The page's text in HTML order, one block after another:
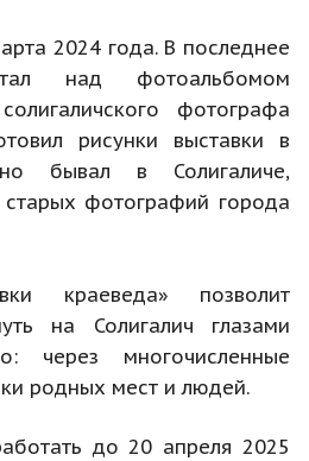
2024 года. В последнее
над фотоальбомом
фотографа
рисунки выставки в
бывал в Солигаличе,
фотографий города
краеведа» позволит
на Солигалич глазами
через многочисленные
родных мест и людей.
до 20 апреля 2025